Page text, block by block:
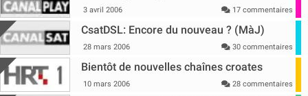
3 avril 2006 17 commentaires
CsatDSL: Encore du nouveau ? (MàJ)
28 mars 2006 30 commentaires
Bientôt de nouvelles chaînes croates
10 mars 2006 28 commentaires